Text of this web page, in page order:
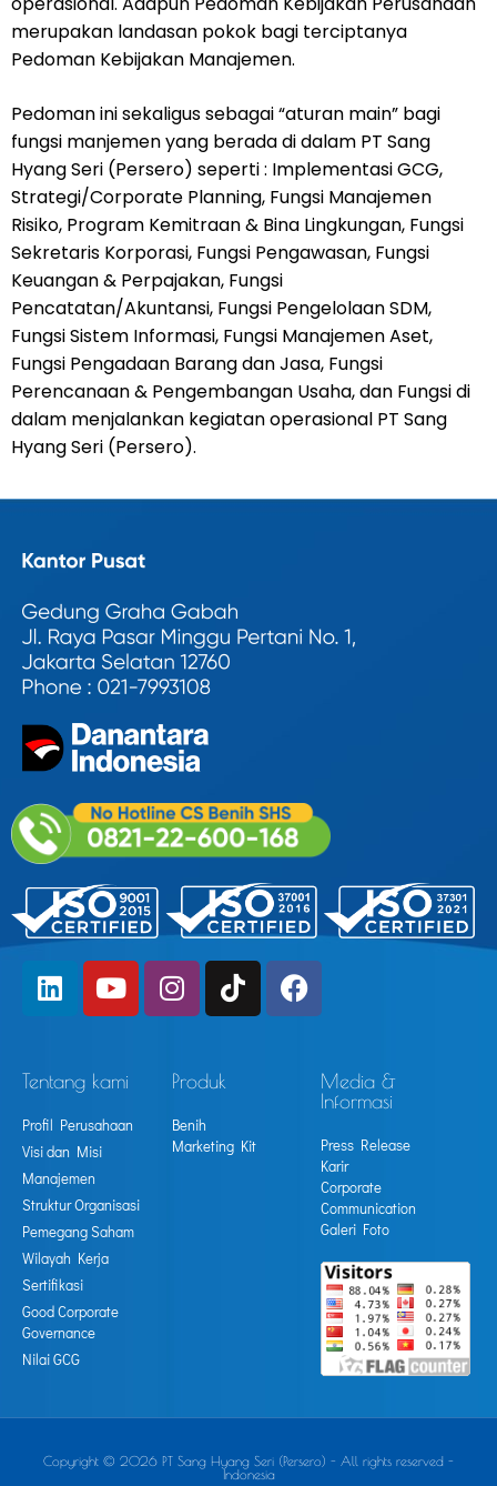
merupakan landasan pokok bagi terciptanya
Pedoman Kebijakan Manajemen.
Pedoman ini sekaligus sebagai “aturan main” bagi
fungsi manjemen yang berada di dalam PT Sang
Hyang Seri (Persero) seperti : Implementasi GCG,
Strategi/Corporate Planning, Fungsi Manajemen
Risiko, Program Kemitraan & Bina Lingkungan, Fungsi
Sekretaris Korporasi, Fungsi Pengawasan, Fungsi
Keuangan & Perpajakan, Fungsi
Pencatatan/Akuntansi, Fungsi Pengelolaan SDM,
Fungsi Sistem Informasi, Fungsi Manajemen Aset,
Fungsi Pengadaan Barang dan Jasa, Fungsi
Perencanaan & Pengembangan Usaha, dan Fungsi di
dalam menjalankan kegiatan operasional PT Sang
Hyang Seri (Persero).
Tentang kami
Profil Perusahaan
Visi dan Misi
Manajemen
Struktur Organisasi
Pemegang Saham
Wilayah Kerja
Sertifikasi
Good Corporate
Governance
Nilai GCG
Produk
Benih
Marketing Kit
Media &
Informasi
Press Release
Karir
Corporate
Communication
Galeri Foto
Copyright © 2026 PT Sang Hyang Seri (Persero) - All rights reserved -
Indonesia